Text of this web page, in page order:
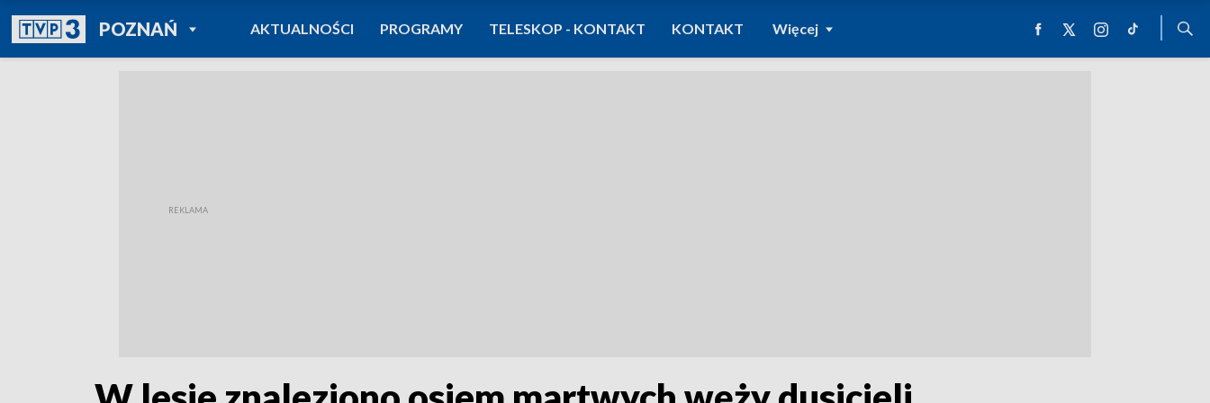
POZNAŃPOWRÓT DO
TVP REGIONY
AKTUALNOŚCI PROGRAMY TELESKOP - KONTAKT KONTAKT Więcej